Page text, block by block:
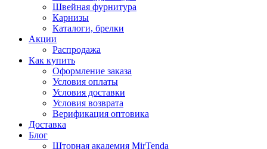
Швейная фурнитура
Карнизы
Каталоги, брелки
Акции
Распродажа
Как купить
Оформление заказа
Условия оплаты
Условия доставки
Условия возврата
Верификация оптовика
Доставка
Блог
Шторная академия MirTenda